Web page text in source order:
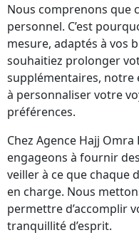
Nous comprenons que
personnel. C’est
mesure, adaptés à vos
souhaitiez prolonger
supplémentaires, notre
à personnaliser votre
préférences.
Chez Agence Hajj
engageons à fournir
veiller à ce que chaque
en charge. Nous
permettre d’accomplir
tranquillité d’esprit.